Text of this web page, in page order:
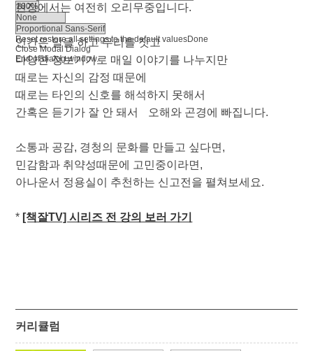
Resetrestore all settings to the default valuesDone
Close Modal Dialog
End of dialog window.
현장에서는 여전히 오리무중입니다.
인간은 말을 하고 무리를 짓고
다양한 정보기기로 매일 이야기를 나누지만
때로는 자신의 감정 때문에
때로는 타인의 신호를 해석하지 못해서
간혹은 듣기가 잘 안 돼서 오해와 곤경에 빠집니다.
소통과 공감, 경청의 문화를 만들고 싶다면,
민감함과 취약성때문에 고민중이라면,
아나운서 정용실이 추천하는 신고전을 펼쳐보세요.
* [책잘TV] 시리즈 전 강의 보러 가기
커리큘럼